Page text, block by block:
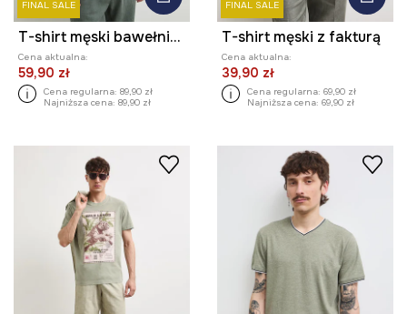
FINAL SALE
T-shirt męski bawełniany z kolekcji Kit Mizeres x Medicine
Cena aktualna:
59,90 zł
Cena regularna: 89,90 zł
Najniższa cena: 89,90 zł
FINAL SALE
T-shirt męski z fakturą
Cena aktualna:
39,90 zł
Cena regularna: 69,90 zł
Najniższa cena: 69,90 zł